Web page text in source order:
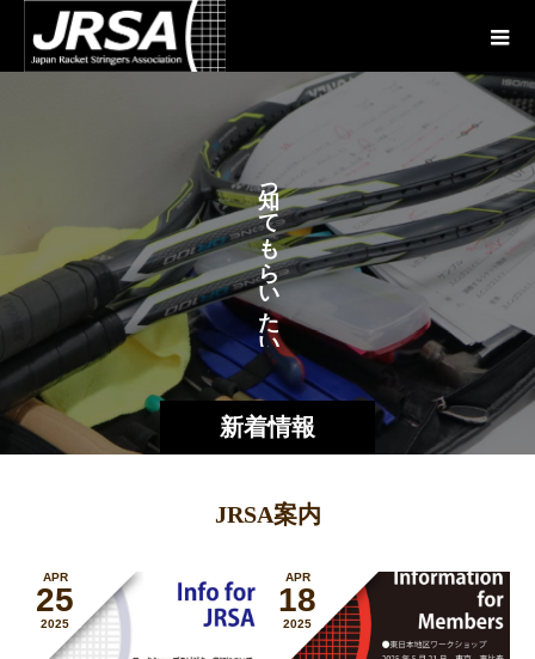
新着情報
っ
て
も
ら
い
た
い
が
あ
JRSA案内
APR
25
2025
APR
18
2025